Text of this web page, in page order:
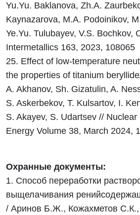
Yu.Yu. Baklanova, Zh.A.
Kaynazarova, M.A. Podoinikov,
Ye.Yu. Tulubayev, V.S. Bochkov,
Intermetallics 163, 2023, 108065
25. Effect of low-temperature
the properties of titanium
A. Akhanov, Sh. Gizatulin, A.
S. Askerbekov, T. Kulsartov, I.
S. Akayev, S. Udartsev // Nuclear
Energy Volume 38, March 2024,
Охранные документы:
1. Способ переработки
выщелачивания
/ Аринов Б.Ж., Кожахметов